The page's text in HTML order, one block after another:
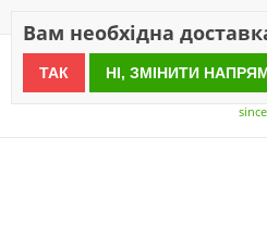
Вам необхідна
ТАК НІ, ЗМІНИТИ